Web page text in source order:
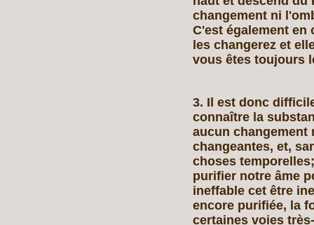
changement ni
C'est également en
les changerez et
vous êtes toujours
3. Il est donc
connaître la
aucun changement
changeantes, et,
choses
purifier notre âme
ineffable cet être
encore purifiée, la
certaines voies